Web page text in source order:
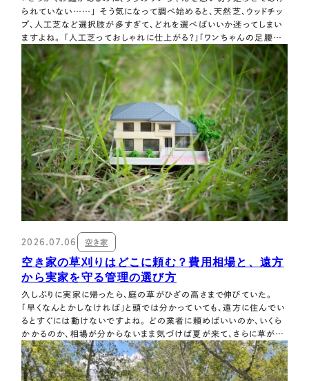
られていない……」 そう気になって調べ始めると、天然芝、ウッドチッ
プ、人工芝など選択肢が多すぎて、どれを選べばいいか迷ってしまい
ますよね。 「人工芝っておしゃれに仕上がる？」「ワンちゃんの足腰に
優しいのはどれ？」など、ネットの商品ページを見ても専門用語ばかり
で違いが分からない、という方も多いのではないでしょうか。 実は人
工芝は、パッと…
2026.07.06 空き家
空き家の草刈りはどこに頼む？費用相場と、遠方
から実家を守る管理の選び方
久しぶりに実家に帰ったら、庭の草がひざの高さまで伸びていた。
「早くなんとかしなければ」と頭では分かっていても、遠方に住んでい
るとすぐには動けないですよね。 どの業者に頼めばいいのか、いくら
かかるのか、相場が分からないまま気づけば夏が来て、さらに草が伸
びてしまう——そんな悪循環にはまってしまう方も多いはずです。 空
き家の草を放置すると、見た目が悪くなるだけでは済みません。 草木
の越境、役所からの指…